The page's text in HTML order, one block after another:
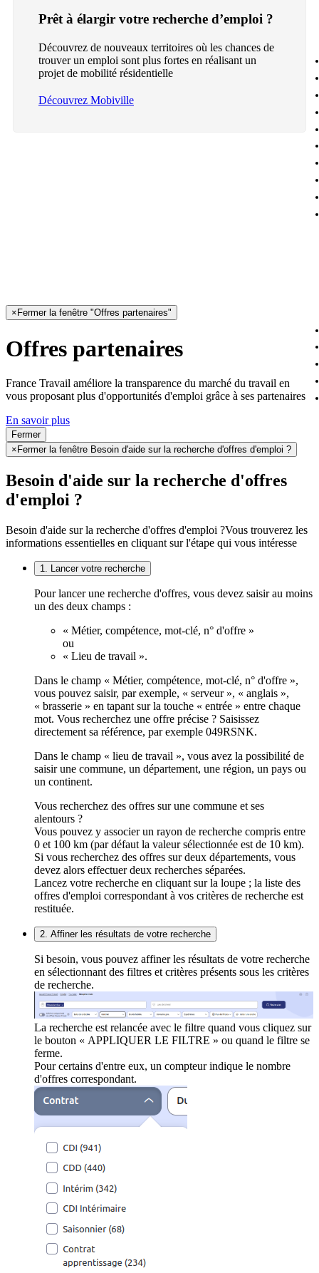
Prêt à élargir votre recherche d’emploi ?
Découvrez de nouveaux territoires où les chances de
trouver un emploi sont plus fortes en réalisant un
projet de mobilité résidentielle
Découvrez Mobiville
× Fermer la fenêtre "Offres partenaires"
Offres partenaires
France Travail améliore la transparence du marché du travail en
vous proposant plus d'opportunités d'emploi grâce à ses partenaires
En savoir plus
Fermer
× Fermer la fenêtre Besoin d'aide sur la recherche d'offres d'emploi ?
Besoin d'aide sur la recherche d'offres
d'emploi ?
Besoin d'aide sur la recherche d'offres d'emploi ?Vous trouverez les
informations essentielles en cliquant sur l'étape qui vous intéresse
1. Lancer votre recherche
Pour lancer une recherche d'offres, vous devez saisir au moins
un des deux champs :
« Métier, compétence, mot-clé, n° d'offre »
ou
« Lieu de travail ».
Dans le champ « Métier, compétence, mot-clé, n° d'offre »,
vous pouvez saisir, par exemple, « serveur », « anglais »,
« brasserie » en tapant sur la touche « entrée » entre chaque
mot. Vous recherchez une offre précise ? Saisissez
directement sa référence, par exemple 049RSNK.
Dans le champ « lieu de travail », vous avez la possibilité de
saisir une commune, un département, une région, un pays ou
un continent.
Vous recherchez des offres sur une commune et ses
alentours ?
Vous pouvez y associer un rayon de recherche compris entre
0 et 100 km (par défaut la valeur sélectionnée est de 10 km).
Si vous recherchez des offres sur deux départements, vous
devez alors effectuer deux recherches séparées.
Lancez votre recherche en cliquant sur la loupe ; la liste des
offres d'emploi correspondant à vos critères de recherche est
restituée.
2. Affiner les résultats de votre recherche
Si besoin, vous pouvez affiner les résultats de votre recherche
en sélectionnant des filtres et critères présents sous les critères
de recherche.
La recherche est relancée avec le filtre quand vous cliquez sur
le bouton « APPLIQUER LE FILTRE » ou quand le filtre se
ferme.
Pour certains d'entre eux, un compteur indique le nombre
d'offres correspondant.